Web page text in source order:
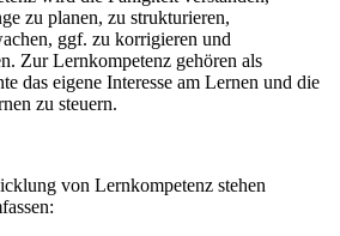
zu planen, zu strukturieren,
ggf. zu korrigieren und
Zur Lernkompetenz gehören als
das eigene Interesse am Lernen und die
zu steuern.
von Lernkompetenz stehen